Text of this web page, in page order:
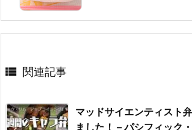
 関連記事
マッドサイエンティスト
ました！ – パシフィック